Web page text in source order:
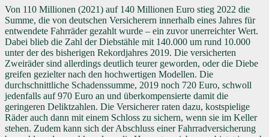
Von 110 Millionen (2021) auf 140 Millionen Euro stieg 2022 die
Summe, die von deutschen Versicherern innerhalb eines Jahres für
entwendete Fahrräder gezahlt wurde – ein zuvor unerreichter Wert.
Dabei blieb die Zahl der Diebstähle mit 140.000 um rund 10.000
unter der des bisherigen Rekordjahres 2019. Die versicherten
Zweiräder sind allerdings deutlich teurer geworden, oder die Diebe
greifen gezielter nach den hochwertigen Modellen. Die
durchschnittliche Schadenssumme, 2019 noch 720 Euro, schwoll
jedenfalls auf 970 Euro an und überkompensierte damit die
geringeren Deliktzahlen. Die Versicherer raten dazu, kostspielige
Räder auch dann mit einem Schloss zu sichern, wenn sie im Keller
stehen. Zudem kann sich der Abschluss einer Fahrradversicherung